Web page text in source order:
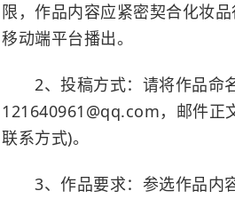
限，作品内容应紧密契合化妆
移动端平台播出。
2、投稿方式：请将作品命名
121640961@qq.com，邮件正
联系方式)。
3、作品要求：参选作品内